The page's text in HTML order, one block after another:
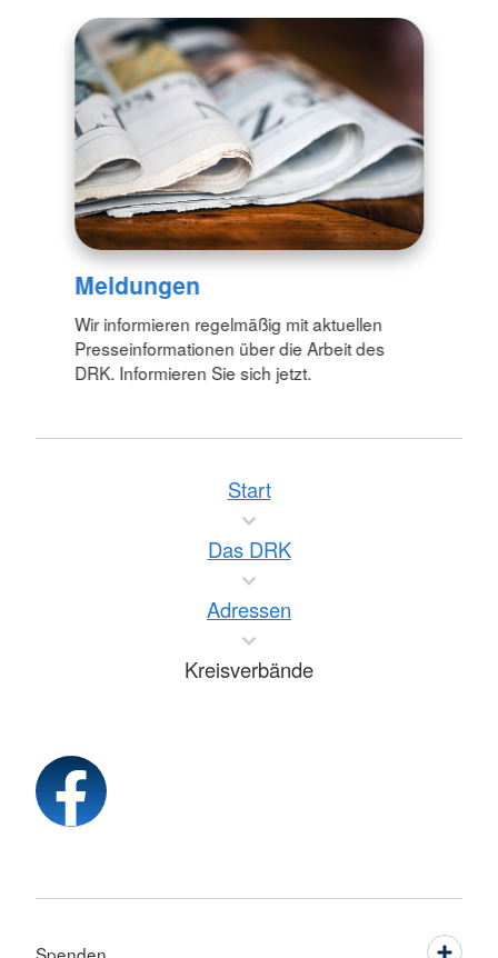
Meldungen
Wir informieren regelmäßig mit aktuellen
Presseinformationen über die Arbeit des
DRK. Informieren Sie sich jetzt.
Start
Das DRK
Adressen
Kreisverbände